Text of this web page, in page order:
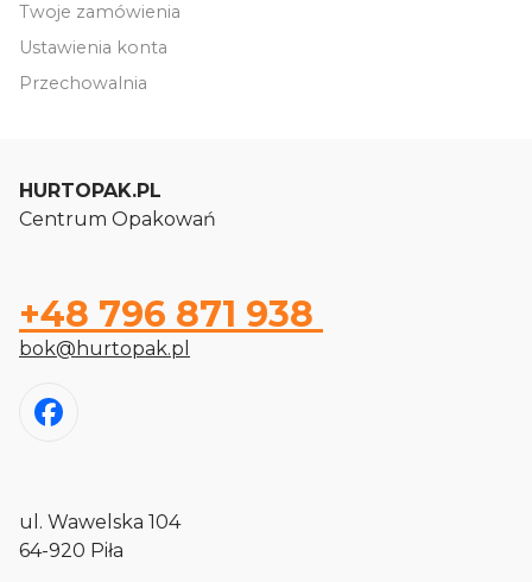
Twoje zamówienia
Ustawienia konta
Przechowalnia
HURTOPAK.PL
Centrum Opakowań
+48 796 871 938
bok@hurtopak.pl
ul. Wawelska 104
64-920 Piła